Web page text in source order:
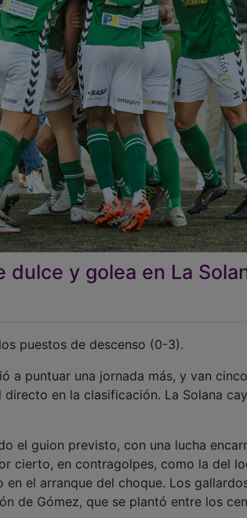
dulce y golea en La
puestos de descenso (0-3).
a puntuar una jornada más, y van
en la clasificación. La Solana
el guion previsto, con una lucha
cierto, en contragolpes, como la del
el arranque del choque. Los
de Gómez, que se plantó entre los